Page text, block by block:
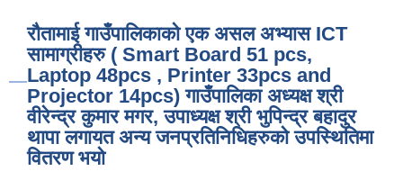
रौतामाई गाउँपालिकाको एक असल अभ्यास ICT
सामाग्रीहरु ( Smart Board 51 pcs,
Laptop 48pcs , Printer 33pcs and
Projector 14pcs) गाउँपालिका अध्यक्ष श्री
वीरेन्द्र कुमार मगर, उपाध्यक्ष श्री भुपिन्द्र बहादुर
थापा लगायत अन्य जनप्रतिनिधिहरुको उपस्थितिमा
वितरण भयो